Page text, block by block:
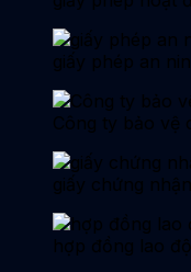
giấy phép an
Công ty bảo vệ
giấy chứng
hợp đồng lao